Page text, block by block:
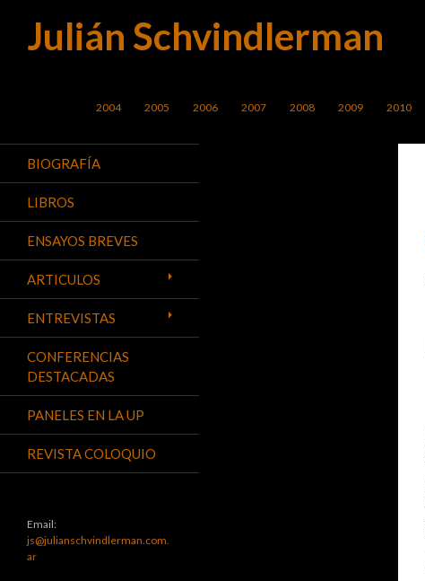
Julián Schvindlerman
Buscar
SALTAR AL CONTENIDO
2004 2005 2006 2007 2008 2009 2010
BIOGRAFÍA
LIBROS
ENSAYOS BREVES
ARTICULOS
ENTREVISTAS
CONFERENCIAS
DESTACADAS
PANELES EN LA UP
REVISTA COLOQUIO
Email:
js@julianschvindlerman.com.
ar